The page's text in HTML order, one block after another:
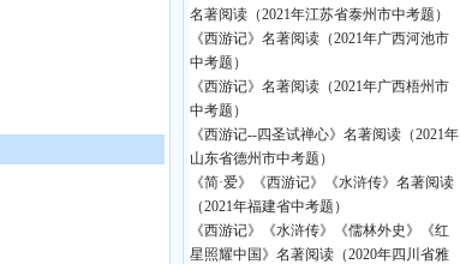
名著阅读（2021年江苏省泰州市中考题）
《西游记》名著阅读（2021年广西河池市
中考题）
《西游记》名著阅读（2021年广西梧州市
中考题）
《西游记--四圣试禅心》名著阅读（2021年
山东省德州市中考题）
《简·爱》《西游记》《水浒传》名著阅读
（2021年福建省中考题）
《西游记》《水浒传》《儒林外史》《红
星照耀中国》名著阅读（2020年四川省雅